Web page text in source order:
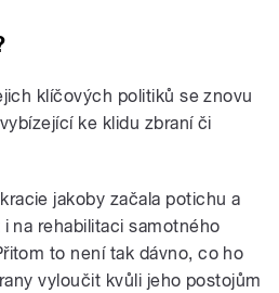
klíčových politiků se znovu
ke klidu zbraní či
jakoby začala potichu a
na rehabilitaci samotného
to není tak dávno, co ho
vyloučit kvůli jeho postojům